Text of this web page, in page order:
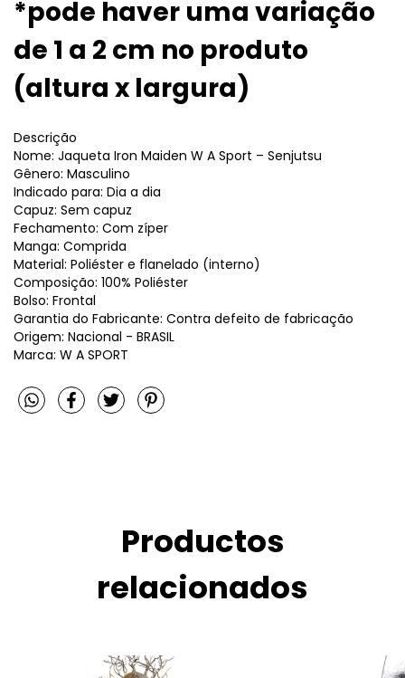
*pode haver uma variação
de 1 a 2 cm no produto
(altura x largura)
Descrição
Nome: Jaqueta Iron Maiden W A Sport – Senjutsu
Gênero: Masculino
Indicado para: Dia a dia
Capuz: Sem capuz
Fechamento: Com zíper
Manga: Comprida
Material: Poliéster e flanelado (interno)
Composição: 100% Poliéster
Bolso: Frontal
Garantia do Fabricante: Contra defeito de fabricação
Origem: Nacional - BRASIL
Marca: W A SPORT
Productos
relacionados